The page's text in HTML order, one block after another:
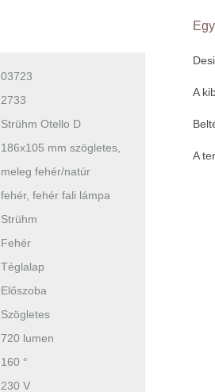
03723
2733
Strühm Otello D
186x105 mm szögletes,
meleg fehér/natúr
fehér, fehér fali lámpa
Strühm
Fehér
Téglalap
Előszoba
Szögletes
720 lumen
160 °
230 V
A
A